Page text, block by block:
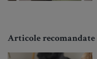
Articole recomandate